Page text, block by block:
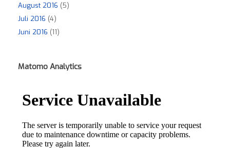
August 2016 (5)
Juli 2016 (4)
Juni 2016 (11)
Matomo Analytics